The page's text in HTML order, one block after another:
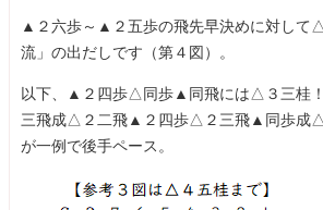
▲２六歩～▲２五歩の飛先早決めに対して
流」の出だしです（第４図）。
以下、▲２四歩△同歩▲同飛には△３三桂
三飛成△２二飛▲２四歩△２三飛▲同歩成△
が一例で後手ペース。